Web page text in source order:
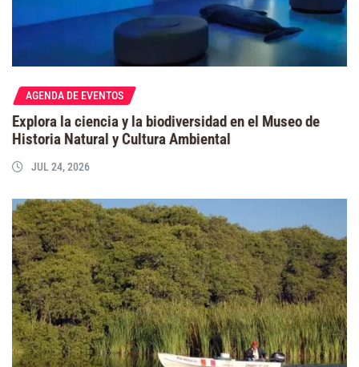
AGENDA DE EVENTOS
Explora la ciencia y la biodiversidad en el Museo de
Historia Natural y Cultura Ambiental
JUL 24, 2026